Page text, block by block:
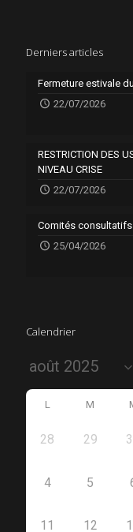
Derniers articles
Fermeture estivale
22/07/2026
RESTRICTION DES
NIVEAU CRISE
22/07/2026
Comités consultatifs
25/04/2026
Calendrier
L M
28 29
4 5
11 12